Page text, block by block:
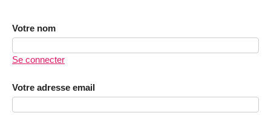
Votre nom
Se connecter
Votre adresse email